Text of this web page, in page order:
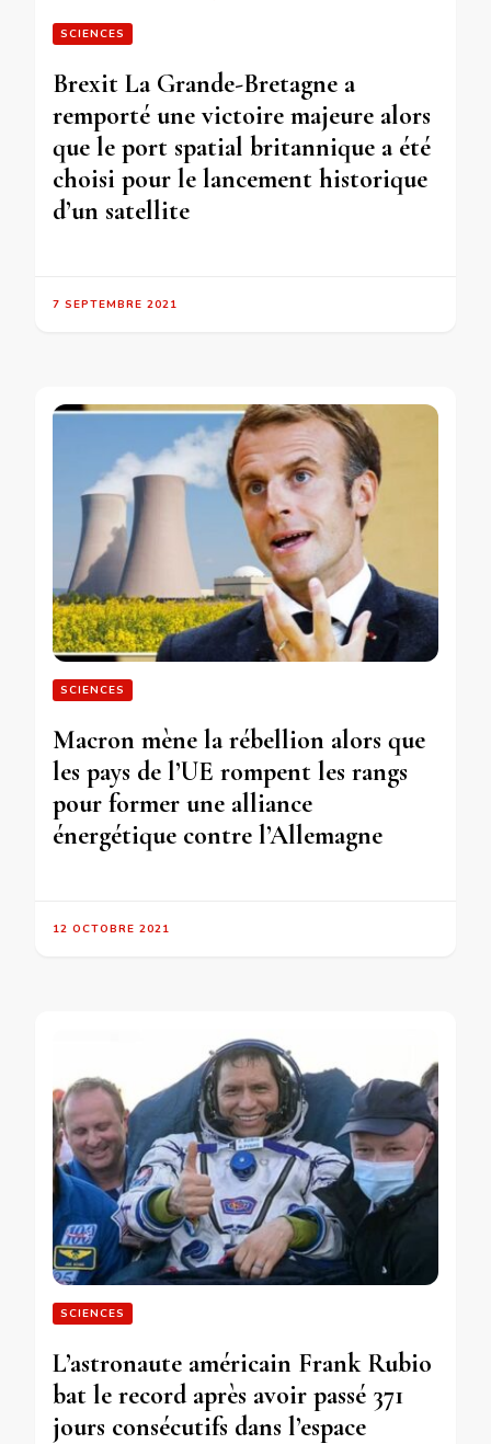
SCIENCES
Brexit La Grande-Bretagne a
remporté une victoire majeure alors
que le port spatial britannique a été
choisi pour le lancement historique
d’un satellite
7 SEPTEMBRE 2021
SCIENCES
Macron mène la rébellion alors que
les pays de l’UE rompent les rangs
pour former une alliance
énergétique contre l’Allemagne
12 OCTOBRE 2021
SCIENCES
L’astronaute américain Frank Rubio
bat le record après avoir passé 371
jours consécutifs dans l’espace